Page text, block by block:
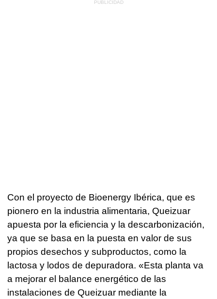
Con el proyecto de Bioenergy Ibérica, que es
pionero en la industria alimentaria, Queizuar
apuesta por la eficiencia y la descarbonización,
ya que se basa en la puesta en valor de sus
propios desechos y subproductos, como la
lactosa y lodos de depuradora. «Esta planta va
a mejorar el balance energético de las
instalaciones de Queizuar mediante la